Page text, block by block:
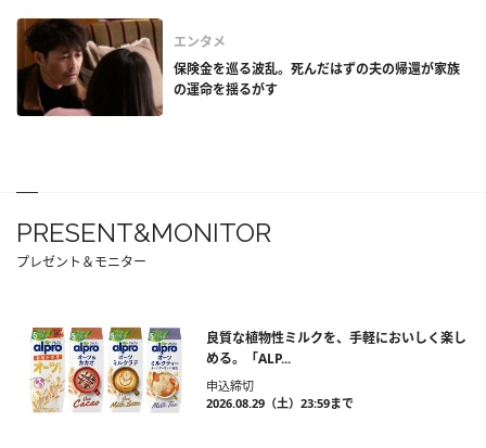
エンタメ
保険金を巡る波乱。死んだはずの夫の帰還が家族
の運命を揺るがす
PRESENT&MONITOR
プレゼント＆モニター
良質な植物性ミルクを、手軽においしく楽し
める。「ALP...
申込締切
2026.08.29（土）23:59まで